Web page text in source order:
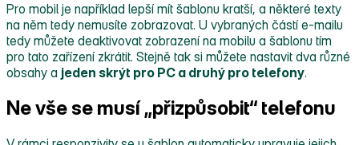
Pro mobil je například lepší mít šablonu kratší, a některé texty
na něm tedy nemusíte zobrazovat. U vybraných částí e‑mailu
tedy můžete deaktivovat zobrazení na mobilu a šablonu tím
pro tato zařízení zkrátit. Stejně tak si můžete nastavit dva různé
obsahy a jeden skrýt pro PC a druhý pro telefony.
Ne vše se musí „přizpůsobit“ telefonu